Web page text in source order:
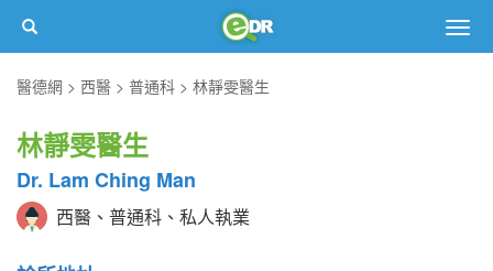
醫德網
西醫 普通科 林靜雯醫生
林靜雯醫生
Dr. Lam Ching Man
西醫、普通科、私人執業